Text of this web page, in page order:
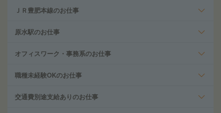
ＪＲ豊肥本線のお仕事
原水駅のお仕事
オフィスワーク・事務系のお仕事
職種未経験OKのお仕事
交通費別途支給ありのお仕事